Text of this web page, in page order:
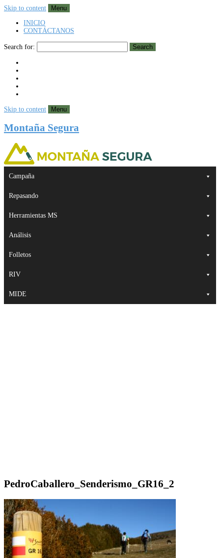
Skip to content
Menu
INICIO
CONTÁCTANOS
Search for: Search
Skip to content Menu
Montaña Segura
Campaña
Repasando
Herramientas MS
Análisis
Folletos
RIV
MIDE
PedroCaballero_Senderismo_GR16_2